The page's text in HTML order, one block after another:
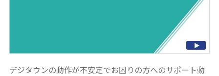
デジタウンの動作が不安定でお困りの方へのサポート動